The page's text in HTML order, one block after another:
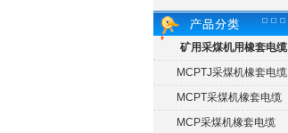
矿用采煤机用橡套电缆
MCPTJ采煤机橡套电缆
MCPT采煤机橡套电缆
MCP采煤机橡套电缆